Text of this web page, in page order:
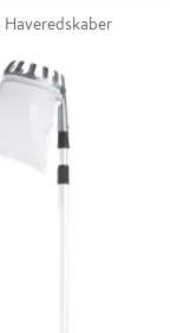
Haveredskaber